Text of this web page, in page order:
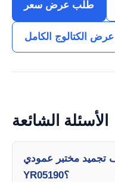
طلب عرض سعر
عرض الكتالوج الكامل
الأسئلة الشائعة
مختبر عمودي
YR05190؟